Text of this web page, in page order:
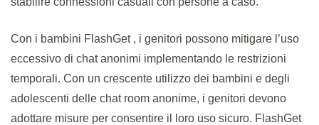
Con i bambini FlashGet , i genitori possono mitigare l’uso
eccessivo di chat anonimi implementando le restrizioni
temporali. Con un crescente utilizzo dei bambini e degli
adolescenti delle chat room anonime, i genitori devono
adottare misure per consentire il loro uso sicuro. FlashGet